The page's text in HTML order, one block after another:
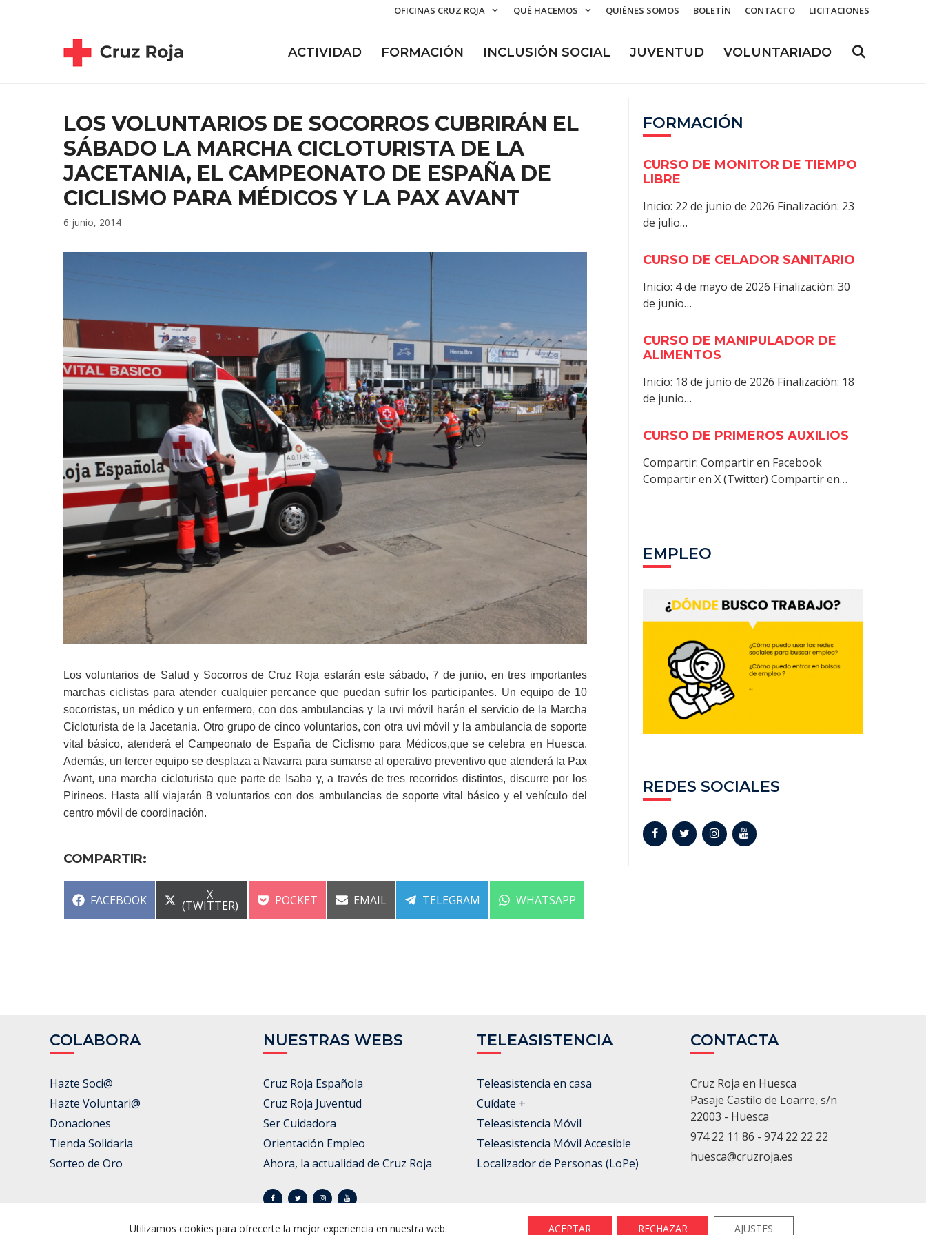
OFICINAS CRUZ ROJA QUÉ HACEMOS QUIÉNES SOMOS BOLETÍN CONTACTO LICITACIONES
ACTIVIDAD FORMACIÓN INCLUSIÓN SOCIAL JUVENTUD VOLUNTARIADO
LOS VOLUNTARIOS DE SOCORROS CUBRIRÁN EL
SÁBADO LA MARCHA CICLOTURISTA DE LA
JACETANIA, EL CAMPEONATO DE ESPAÑA DE
CICLISMO PARA MÉDICOS Y LA PAX AVANT
6 junio, 2014
Los voluntarios de Salud y Socorros de Cruz Roja estarán este sábado, 7 de junio, en tres importantes
marchas ciclistas para atender cualquier percance que puedan sufrir los participantes. Un equipo de 10
socorristas, un médico y un enfermero, con dos ambulancias y la uvi móvil harán el servicio de la Marcha
Cicloturista de la Jacetania. Otro grupo de cinco voluntarios, con otra uvi móvil y la ambulancia de soporte
vital básico, atenderá el Campeonato de España de Ciclismo para Médicos,que se celebra en Huesca.
Además, un tercer equipo se desplaza a Navarra para sumarse al operativo preventivo que atenderá la Pax
Avant, una marcha cicloturista que parte de Isaba y, a través de tres recorridos distintos, discurre por los
Pirineos. Hasta allí viajarán 8 voluntarios con dos ambulancias de soporte vital básico y el vehículo del
centro móvil de coordinación.
COMPARTIR:
COMPARTIR
FACEBOOK COMPARTIR
EN
X
(TWITTER) COMPARTIR
POCKET COMPARTIR
EMAIL COMPARTIR
TELEGRAM COMPARTIR
WHATSAPP
FORMACIÓN
CURSO DE MONITOR DE TIEMPO
LIBRE
Inicio: 22 de junio de 2026 Finalización: 23
de julio…
CURSO DE CELADOR SANITARIO
Inicio: 4 de mayo de 2026 Finalización: 30
de junio…
CURSO DE MANIPULADOR DE
ALIMENTOS
Inicio: 18 de junio de 2026 Finalización: 18
de junio…
CURSO DE PRIMEROS AUXILIOS
Compartir: Compartir en Facebook
Compartir en X (Twitter) Compartir en…
EMPLEO
REDES SOCIALES
COLABORA
Hazte Soci@
Hazte Voluntari@
Donaciones
Tienda Solidaria
Sorteo de Oro
NUESTRAS WEBS
Cruz Roja Española
Cruz Roja Juventud
Ser Cuidadora
Orientación Empleo
Ahora, la actualidad de Cruz Roja
TELEASISTENCIA
Teleasistencia en casa
Cuídate +
Teleasistencia Móvil
Teleasistencia Móvil Accesible
Localizador de Personas (LoPe)
CONTACTA
Cruz Roja en Huesca
Pasaje Castilo de Loarre, s/n
22003 - Huesca
974 22 11 86 - 974 22 22 22
huesca@cruzroja.es
Utilizamos cookies para ofrecerte la mejor experiencia en nuestra web.
ACEPTAR RECHAZAR AJUSTES